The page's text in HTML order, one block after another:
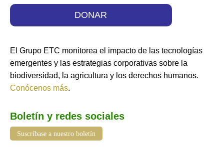
DONAR
El Grupo ETC monitorea el impacto de las tecnologías
emergentes y las estrategias corporativas sobre la
biodiversidad, la agricultura y los derechos humanos.
Conócenos más.
Boletín y redes sociales
Suscríbase a nuestro boletín